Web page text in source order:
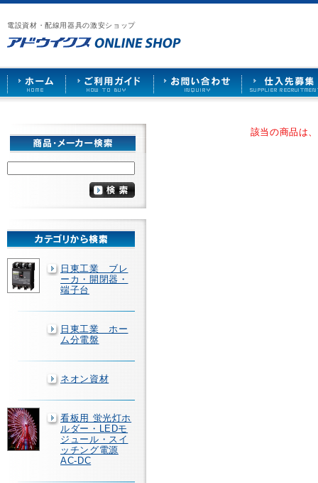
電設資材・配線用器具の激安ショップ
漏
電
ブ
レ
ー
カ
ー
や
照
ケ
ッ
ト
な
で
販
売
ア
ウ
イ
ス
HOME
ご
用
ガ
ド
お
い
合
せ
仕
先
募
日東工業 ブレ
ーカ・開閉器・
端子台
日東工業 ホー
ム分電盤
ネオン資材
看板用 蛍光灯ホ
ルダー・LEDモ
ジュール・スイ
ッチング電源
AC-DC
該当の商品は